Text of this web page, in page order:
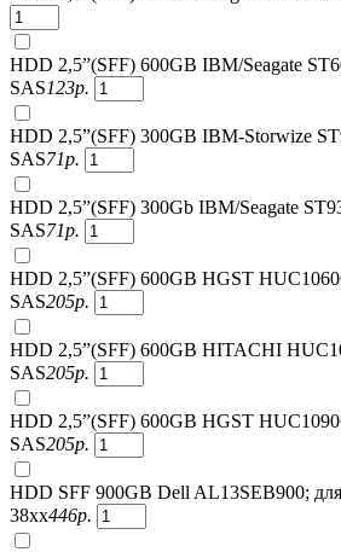
HDD 2,5”(SFF) 600GB IBM/Seagate
SAS123р.
HDD 2,5”(SFF) 300GB IBM-Storwize
SAS71р.
HDD 2,5”(SFF) 300Gb IBM/Seagate
SAS71р.
HDD 2,5”(SFF) 600GB HGST
SAS205р.
HDD 2,5”(SFF) 600GB HITACHI
SAS205р.
HDD 2,5”(SFF) 600GB HGST
SAS205р.
HDD SFF 900GB Dell AL13SEB900;
38xx446р.